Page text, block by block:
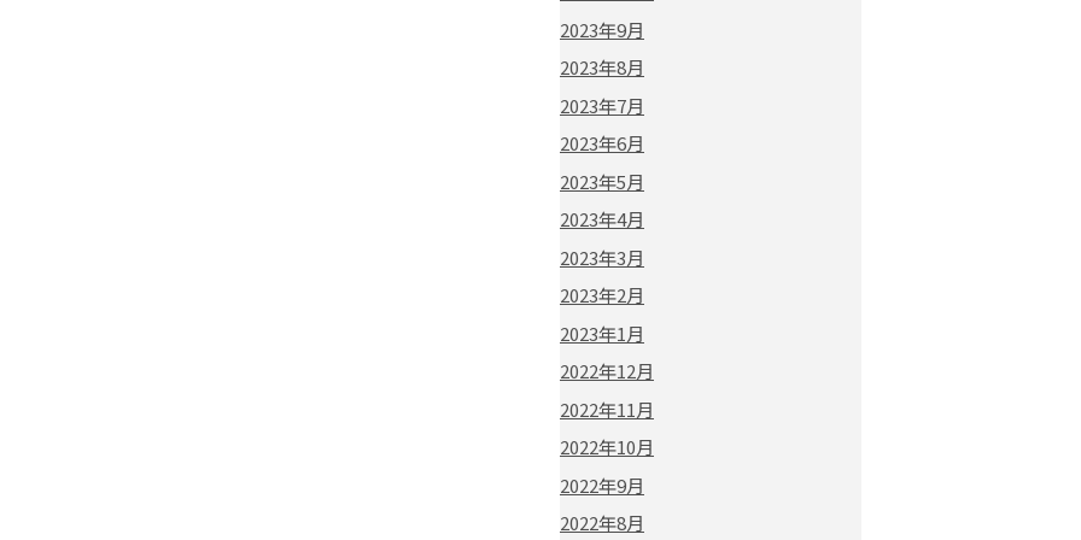
2023年9月
2023年8月
2023年7月
2023年6月
2023年5月
2023年4月
2023年3月
2023年2月
2023年1月
2022年12月
2022年11月
2022年10月
2022年9月
2022年8月